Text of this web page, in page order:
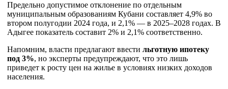
Предельно допустимое отклонение по отдельным
муниципальным образованиям Кубани составляет 4,9% во
втором полугодии 2024 года, и 2,1% — в 2025–2028 годах. В
Адыгее показатель составит 2% и 2,1% соответственно.
Напомним, власти предлагают ввести льготную ипотеку
под 3%, но эксперты предупреждают, что это лишь
приведет к росту цен на жилье в условиях низких доходов
населения.